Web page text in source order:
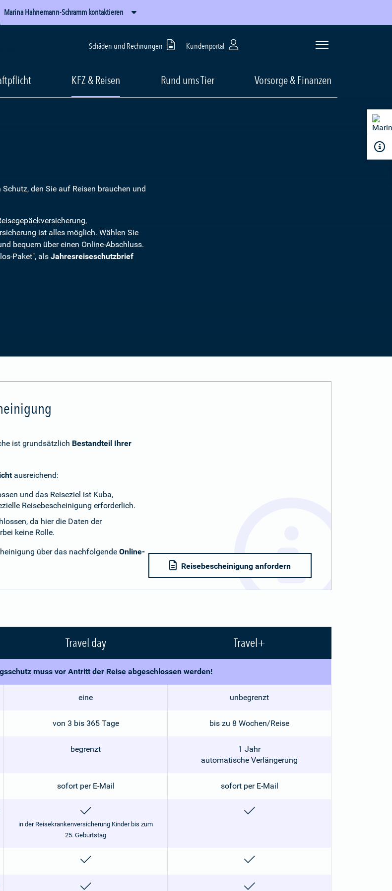
Marina Hahnemann-Schramm kontaktieren
Schäden und Rechnungen Kundenportal
KFZ & Reisen Rund ums Tier Vorsorge & Finanzen
den Sie auf Reisen brauchen und
ist alles möglich. Wählen Sie
bequem über einen Online-Abschluss.
Paket", als Jahresreiseschutzbrief
ist grundsätzlich Bestandteil Ihrer
ausreichend:
und das Reiseziel ist Kuba,
Reisebescheinigung erforderlich.
da hier die Daten der
keine Rolle.
über das nachfolgende Online-
Reisebescheinigung anfordern
Travel day Travel+
muss vor Antritt der Reise abgeschlossen werden!
eine unbegrenzt
von 3 bis 365 Tage bis zu 8 Wochen/Reise
begrenzt
1 Jahr
automatische Verlängerung
sofort per E-Mail sofort per E-Mail
enthalten
in der Reisekrankenversicherung Kinder bis zum
25. Geburtstag
enthalten
enthalten enthalten
enthalten enthalten